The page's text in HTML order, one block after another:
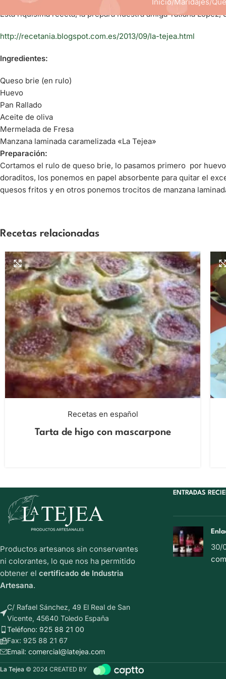
Esta riquísima receta, la prepara nuestra amiga Tatiana López,
http://recetania.blogspot.com.es/2013/09/la-tejea.html
Ingredientes:
Queso brie (en rulo)
Huevo
Pan Rallado
Aceite de oliva
Mermelada de Fresa
Manzana laminada caramelizada «La Tejea»
Preparación:
Cortamos el rulo de queso brie, lo pasamos primero por
doraditos, los ponemos en papel absorbente para quitar el
quesos fritos y en otros ponemos trocitos de manzana
Recetas relacionadas
Recetas en español
Tarta de higo con mascarpone
Productos artesanos sin conservantes
ni colorantes, lo que nos ha permitido
obtener el certificado de Industria
Artesana.
C/ Rafael Sánchez, 49 El Real de San
Vicente, 45640 Toledo España
Teléfono: 925 88 21 00
Fax: 925 88 21 67
Email: comercial@latejea.com
ENTRADAS
30/
La Tejea © 2024 CREATED BY